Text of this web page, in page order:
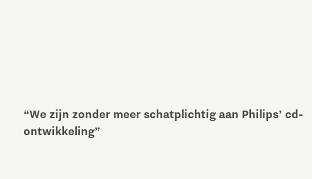
“We zijn zonder meer schatplichtig aan Philips’ cd-
ontwikkeling”